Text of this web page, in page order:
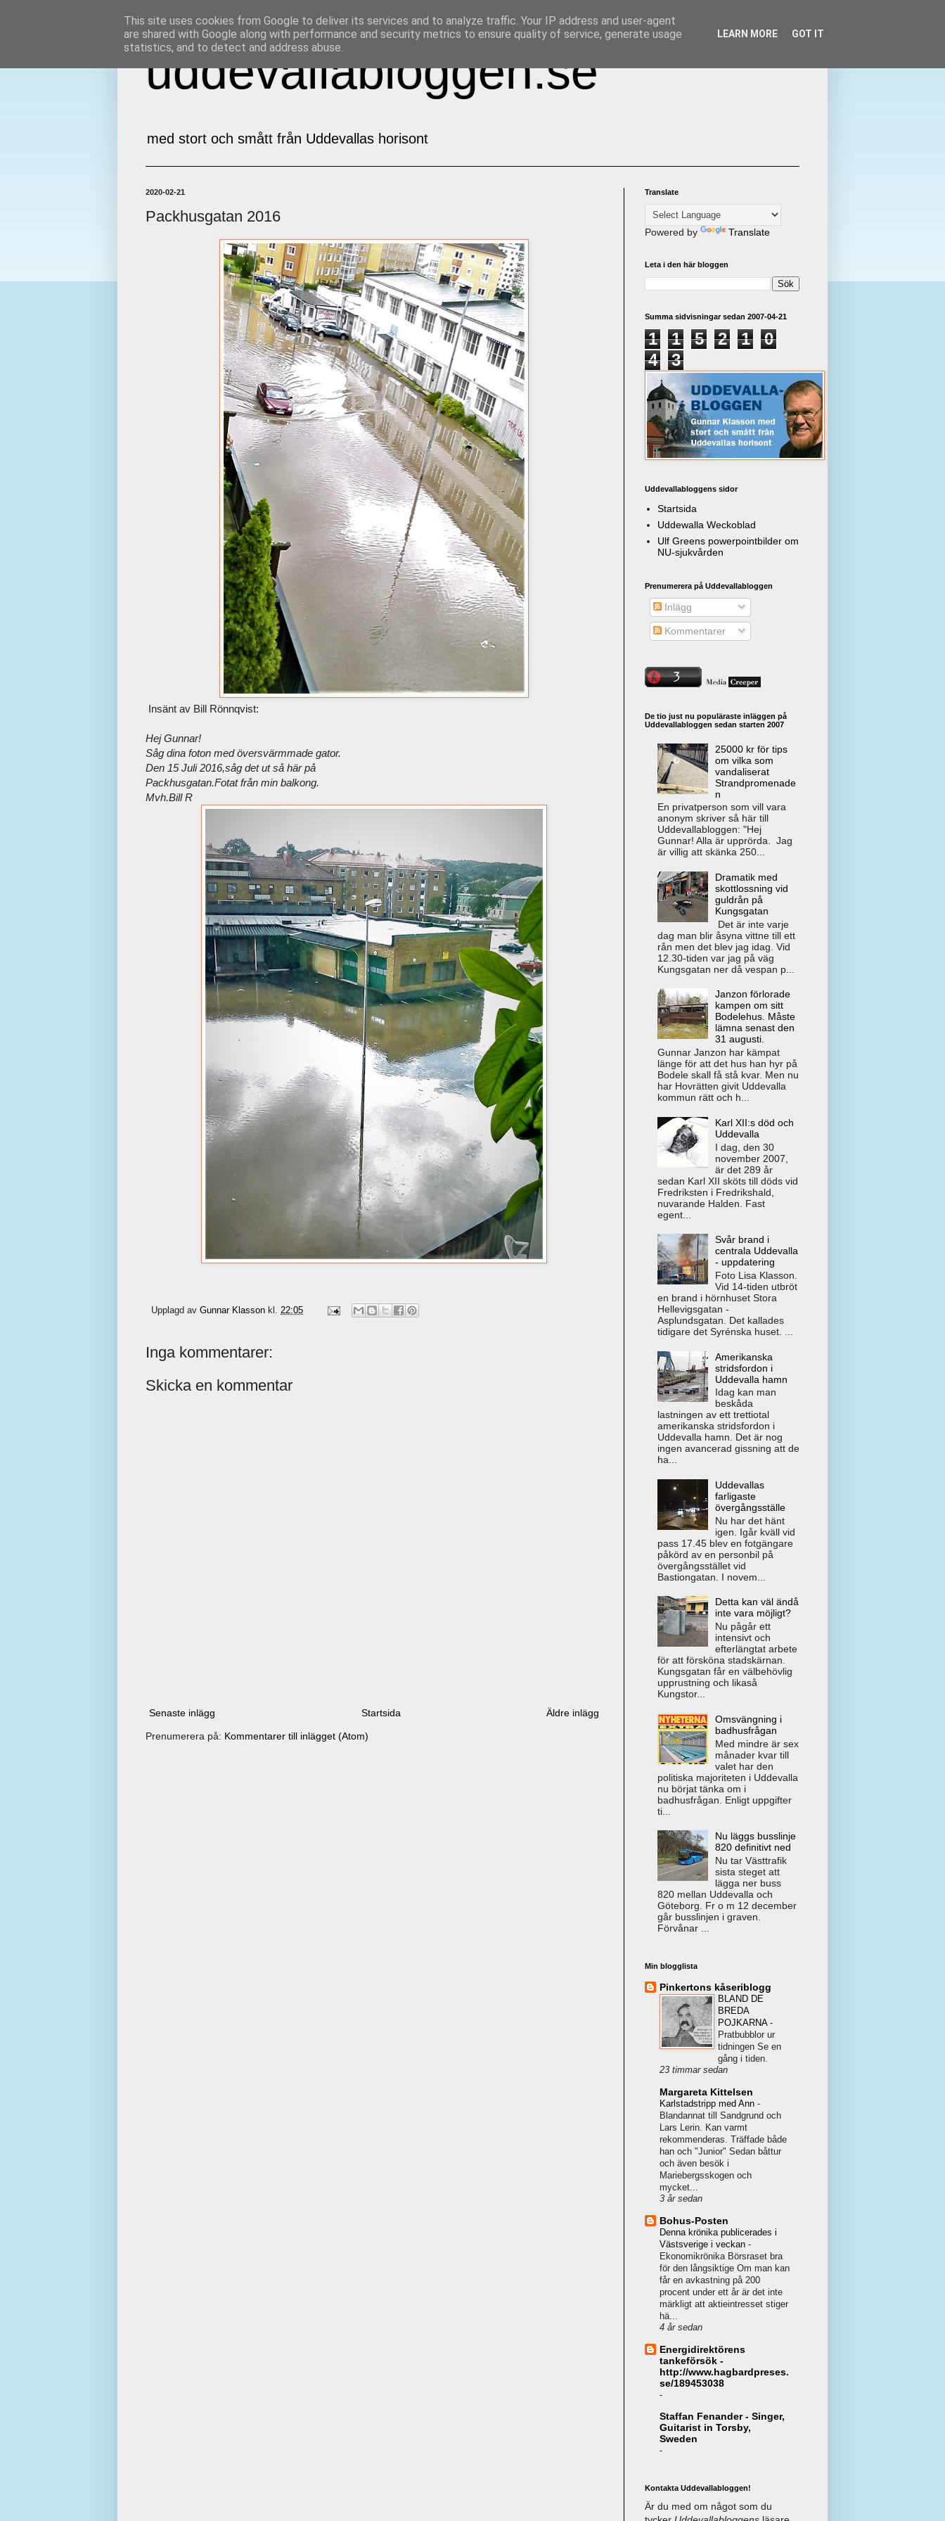
uddevallabloggen.se
med stort och smått från Uddevallas horisont
2020-02-21
Packhusgatan 2016
Insänt av Bill Rönnqvist:
Hej Gunnar!
Såg dina foton med översvärmmade gator.
Den 15 Juli 2016,såg det ut så här på
Packhusgatan.Fotat från min balkong.
Mvh.Bill R
Upplagd av Gunnar Klasson kl. 22:05
Inga kommentarer:
Skicka en kommentar
Senaste inlägg Äldre inlägg
Startsida
Prenumerera på: Kommentarer till inlägget (Atom)
Translate
Powered by Translate
Leta i den här bloggen
Summa sidvisningar sedan 2007-04-21
1 1 5 2 1
0
4
3
Uddevallabloggens sidor
Startsida
Uddewalla Weckoblad
Ulf Greens powerpointbilder om
NU-sjukvården
Prenumerera på Uddevallabloggen
Inlägg
Kommentarer
De tio just nu populäraste inläggen på
Uddevallabloggen sedan starten 2007
25000 kr för tips
om vilka som
vandaliserat
Strandpromenade
n
En privatperson som vill vara
anonym skriver så här till
Uddevallabloggen: "Hej
Gunnar! Alla är upprörda. Jag
är villig att skänka 250...
Dramatik med
skottlossning vid
guldrån på
Kungsgatan
Det är inte varje
dag man blir åsyna vittne till ett
rån men det blev jag idag. Vid
12.30-tiden var jag på väg
Kungsgatan ner då vespan p...
Janzon förlorade
kampen om sitt
Bodelehus. Måste
lämna senast den
31 augusti.
Gunnar Janzon har kämpat
länge för att det hus han hyr på
Bodele skall få stå kvar. Men nu
har Hovrätten givit Uddevalla
kommun rätt och h...
Karl XII:s död och
Uddevalla
I dag, den 30
november 2007,
är det 289 år
sedan Karl XII sköts till döds vid
Fredriksten i Fredrikshald,
nuvarande Halden. Fast
egent...
Svår brand i
centrala Uddevalla
- uppdatering
Foto Lisa Klasson.
Vid 14-tiden utbröt
en brand i hörnhuset Stora
Hellevigsgatan -
Asplundsgatan. Det kallades
tidigare det Syrénska huset. ...
Amerikanska
stridsfordon i
Uddevalla hamn
Idag kan man
beskåda
lastningen av ett trettiotal
amerikanska stridsfordon i
Uddevalla hamn. Det är nog
ingen avancerad gissning att de
ha...
Uddevallas
farligaste
övergångsställe
Nu har det hänt
igen. Igår kväll vid
pass 17.45 blev en fotgängare
påkörd av en personbil på
övergångsstället vid
Bastiongatan. I novem...
Detta kan väl ändå
inte vara möjligt?
Nu pågår ett
intensivt och
efterlängtat arbete
för att försköna stadskärnan.
Kungsgatan får en välbehövlig
upprustning och likaså
Kungstor...
Omsvängning i
badhusfrågan
Med mindre är sex
månader kvar till
valet har den
politiska majoriteten i Uddevalla
nu börjat tänka om i
badhusfrågan. Enligt uppgifter
ti...
Nu läggs busslinje
820 definitivt ned
Nu tar Västtrafik
sista steget att
lägga ner buss
820 mellan Uddevalla och
Göteborg. Fr o m 12 december
går busslinjen i graven.
Förvånar ...
Min blogglista
Pinkertons kåseriblogg
BLAND DE
BREDA
POJKARNA -
Pratbubblor ur
tidningen Se en
gång i tiden.
23 timmar sedan
Margareta Kittelsen
Karlstadstripp med Ann -
Blandannat till Sandgrund och
Lars Lerin. Kan varmt
rekommenderas. Träffade både
han och "Junior" Sedan båttur
och även besök i
Mariebergsskogen och
mycket...
3 år sedan
Bohus-Posten
Denna krönika publicerades i
Västsverige i veckan -
Ekonomikrönika Börsraset bra
för den långsiktige Om man kan
får en avkastning på 200
procent under ett år är det inte
märkligt att aktieintresset stiger
hä...
4 år sedan
Energidirektörens
tankeförsök -
http://www.hagbardpreses.
se/189453038
-
Staffan Fenander - Singer,
Guitarist in Torsby,
Sweden
-
Kontakta Uddevallabloggen!
Är du med om något som du
This site uses cookies from Google to deliver its services and to analyze traffic. Your IP address and user-agent
are shared with Google along with performance and security metrics to ensure quality of service, generate usage
statistics, and to detect and address abuse.
LEARN MORE GOT IT